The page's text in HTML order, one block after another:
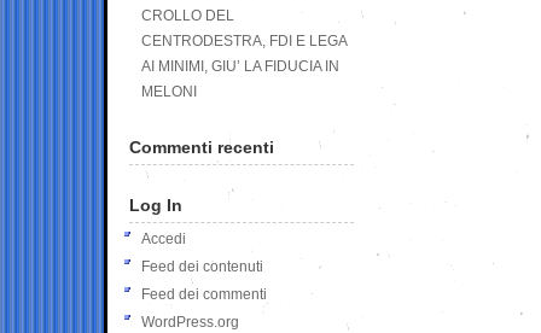
CROLLO DEL
CENTRODESTRA, FDI E LEGA
AI MINIMI, GIU’ LA FIDUCIA IN
MELONI
Commenti recenti
Log In
Accedi
Feed dei contenuti
Feed dei commenti
WordPress.org